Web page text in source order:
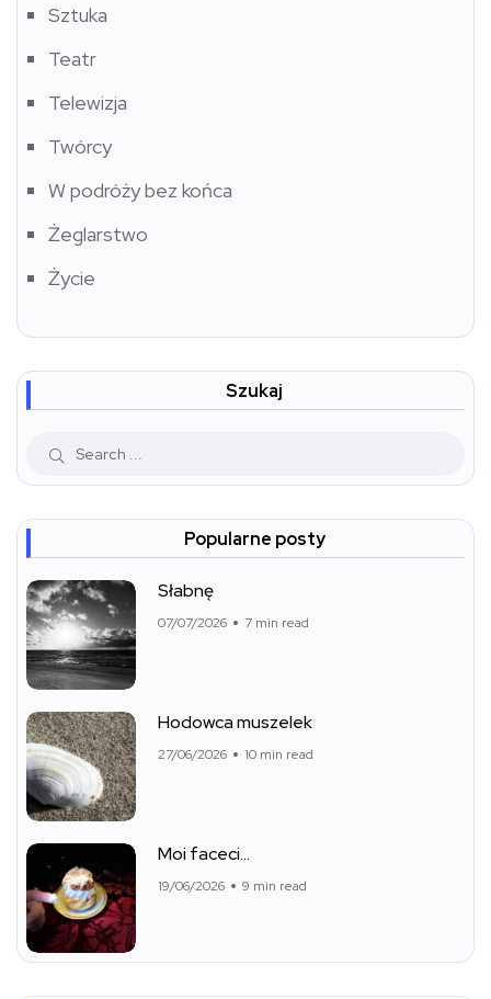
Sztuka
Teatr
Telewizja
Twórcy
W podróży bez końca
Żeglarstwo
Życie
Szukaj
Popularne posty
Słabnę
07/07/2026 7 min read
Hodowca muszelek
27/06/2026 10 min read
Moi faceci…
19/06/2026 9 min read